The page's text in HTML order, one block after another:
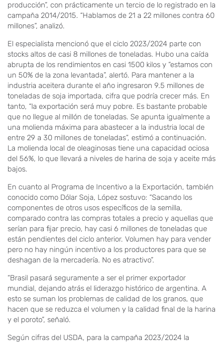
producción”, con prácticamente un tercio de lo registrado en la
campaña 2014/2015. “Hablamos de 21 a 22 millones contra 60
millones”, analizó.
El especialista mencionó que el ciclo 2023/2024 parte con
stocks altos de casi 8 millones de toneladas. Hubo una caída
abrupta de los rendimientos en casi 1500 kilos y “estamos con
un 50% de la zona levantada”, alertó. Para mantener a la
industria aceitera durante el año ingresaron 9.5 millones de
toneladas de soja importada, cifra que podría crecer más. En
tanto, “la exportación será muy pobre. Es bastante probable
que no llegue al millón de toneladas. Se apunta igualmente a
una molienda máxima para abastecer a la industria local de
entre 29 a 30 millones de toneladas”, estimó a continuación.
La molienda local de oleaginosas tiene una capacidad ociosa
del 56%, lo que llevará a niveles de harina de soja y aceite más
bajos.
En cuanto al Programa de Incentivo a la Exportación, también
conocido como Dólar Soja, López sostuvo: “Sacando los
componentes de otros usos específicos de la semilla,
comparado contra las compras totales a precio y aquellas que
serían para fijar precio, hay casi 6 millones de toneladas que
están pendientes del ciclo anterior. Volumen hay para vender
pero no hay ningún incentivo a los productores para que se
deshagan de la mercadería. No es atractivo”.
“Brasil pasará seguramente a ser el primer exportador
mundial, dejando atrás el liderazgo histórico de argentina. A
esto se suman los problemas de calidad de los granos, que
hacen que se reduzca el volumen y la calidad final de la harina
y el poroto”, señaló.
Según cifras del USDA, para la campaña 2023/2024 la